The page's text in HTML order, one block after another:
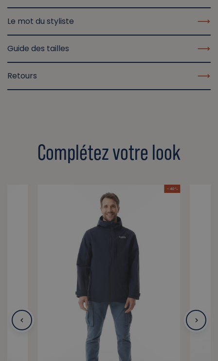
Le mot du styliste
Guide des tailles
Retours
Complétez votre look
- 40 %